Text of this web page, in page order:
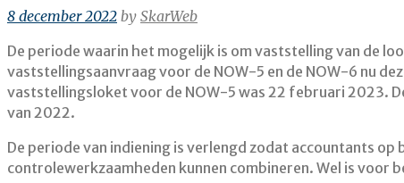
8 december 2022 by SkarWeb
De periode waarin het mogelijk is om vaststelling van de
vaststellingsaanvraag voor de NOW-5 en de NOW-6 nu
vaststellingsloket voor de NOW-5 was 22 februari 2023.
van 2022.
De periode van indiening is verlengd zodat accountants
controlewerkzaamheden kunnen combineren. Wel is